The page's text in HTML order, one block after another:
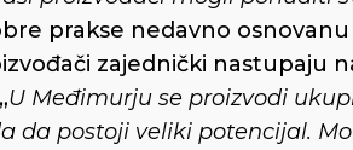
prakse nedavno
zajednički nastupaju
U Međimurju se proizvodi
da postoji veliki potencijal.